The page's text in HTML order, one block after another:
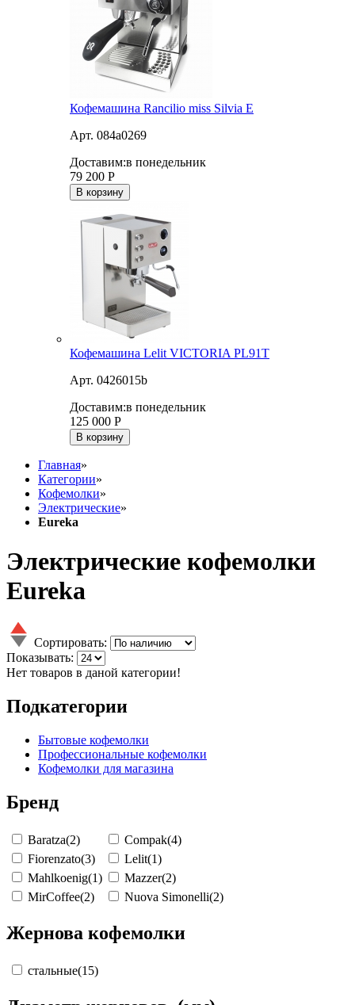
Кофемашина Rancilio miss Silvia E
Арт. 084a0269
Доставим:в понедельник
79 200 Р
В корзину
Кофемашина Lelit VICTORIA PL91T
Арт. 0426015b
Доставим:в понедельник
125 000 Р
В корзину
Главная»
Категории»
Кофемолки»
Электрические»
Eureka
Электрические кофемолки
Eureka
Сортировать:
Показывать:
Нет товаров в даной категории!
Подкатегории
Бытовые кофемолки
Профессиональные кофемолки
Кофемолки для магазина
Бренд
Baratza(2) Compak(4)
Fiorenzato(3) Lelit(1)
Mahlkoenig(1) Mazzer(2)
MirCoffee(2) Nuova Simonelli(2)
Жернова кофемолки
стальные(15)